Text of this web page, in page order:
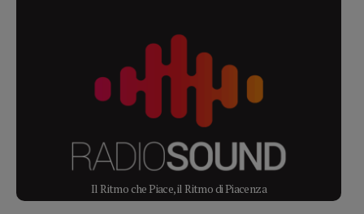
Il Ritmo che Piace, il Ritmo di Piacenza